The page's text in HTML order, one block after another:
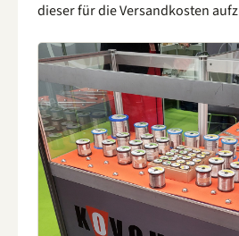
dieser für die Versandkosten